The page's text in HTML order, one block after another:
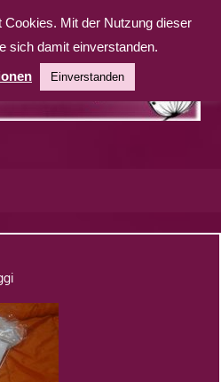
Mit der Nutzung dieser
sich damit einverstanden.
Einverstanden